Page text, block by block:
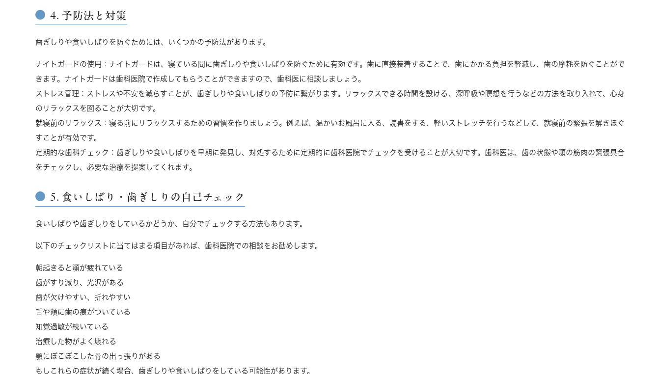
4. 予防法と対策
歯ぎしりや食いしばりを防ぐためには、いくつかの予防法があります。
ナイトガードの使用 ：ナイトガードは、寝ている間に歯ぎしりや食いしばりを防ぐために有効です。歯に直接装着することで、歯にかかる負担を軽減し、歯の摩耗を防ぐことがで
きます。ナイトガードは歯科医院で作成してもらうことができますので、歯科医に相談しましょう。
ストレス管理 ：ストレスや不安を減らすことが、歯ぎしりや食いしばりの予防に繋がります。リラックスできる時間を設ける、深呼吸や瞑想を行うなどの方法を取り入れて、心身
のリラックスを図ることが大切です。
就寝前のリラックス ：寝る前にリラックスするための習慣を作りましょう。例えば、温かいお風呂に入る、読書をする、軽いストレッチを行うなどして、就寝前の緊張を解きほぐ
すことが有効です。
定期的な歯科チェック ：歯ぎしりや食いしばりを早期に発見し、対処するために定期的に歯科医院でチェックを受けることが大切です。歯科医は、歯の状態や顎の筋肉の緊張具合
をチェックし、必要な治療を提案してくれます。
5. 食いしばり・歯ぎしりの自己チェック
食いしばりや歯ぎしりをしているかどうか、自分でチェックする方法もあります。
以下のチェックリストに当てはまる項目があれば、歯科医院での相談をお勧めします。
朝起きると顎が疲れている
歯がすり減り、光沢がある
歯が欠けやすい、折れやすい
舌や頬に歯の痕がついている
知覚過敏が続いている
治療した物がよく壊れる
顎にぼこぼこした骨の出っ張りがある
もしこれらの症状が続く場合、歯ぎしりや食いしばりをしている可能性があります。